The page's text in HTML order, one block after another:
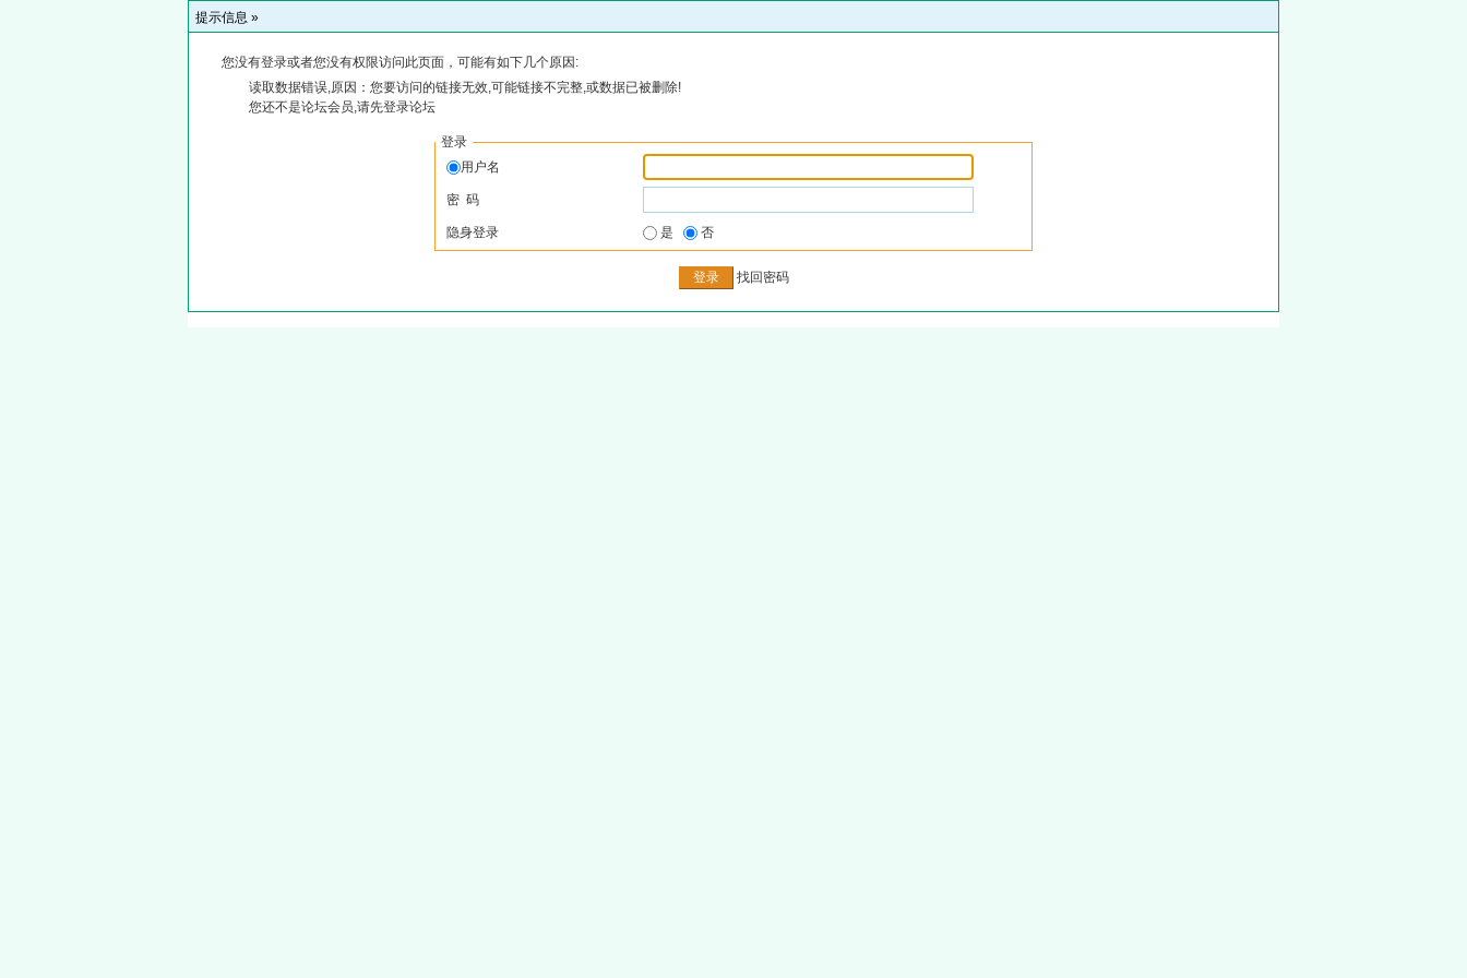
提示信息 »
您没有登录或者您没有权限访问此页面，可能有如下几个原因:
读取数据错误,原因：您要访问的链接无效,可能链接不完整,或数据已被删除!
您还不是论坛会员,请先登录论坛
登录
用户名
密 码
隐身登录 是 否
找回密码